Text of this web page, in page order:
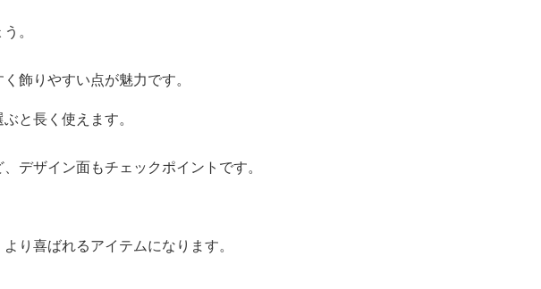
。
飾りやすい点が魅力です。
と長く使えます。
デザイン面もチェックポイントです。
り喜ばれるアイテムになります。